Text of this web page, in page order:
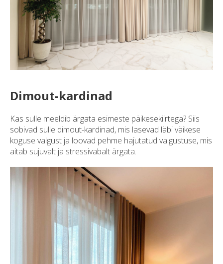
Dimout-kardinad
Kas sulle meeldib ärgata esimeste päikesekiirtega? Siis
sobivad sulle dimout-kardinad, mis lasevad läbi väikese
koguse valgust ja loovad pehme hajutatud valgustuse, mis
aitab sujuvalt ja stressivabalt ärgata.